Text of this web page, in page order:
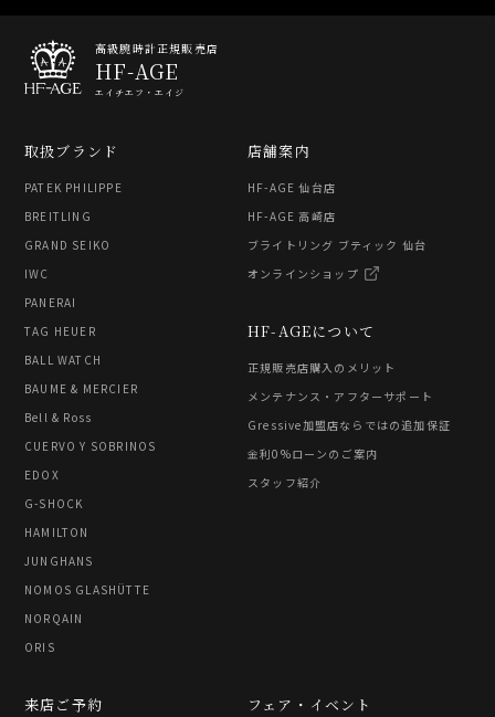
高級腕時計正規販売店
HF-AGE
エイチエフ・エイジ
取扱ブランド
PATEK PHILIPPE
BREITLING
GRAND SEIKO
IWC
PANERAI
TAG HEUER
BALL WATCH
BAUME & MERCIER
Bell & Ross
CUERVO Y SOBRINOS
EDOX
G-SHOCK
HAMILTON
JUNGHANS
NOMOS GLASHÜTTE
NORQAIN
ORIS
HF-AGEについて
正規販売店購入のメリット
メンテナンス・アフターサポート
Gressive加盟店ならではの追加保証
金利0%ローンのご案内
スタッフ紹介
店舗案内
HF-AGE 仙台店
HF-AGE 高崎店
ブライトリング ブティック 仙台
オンラインショップ
フェア・イベント
来店ご予約